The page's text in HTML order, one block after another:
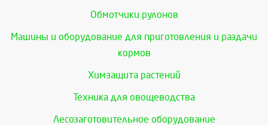
Обмотчики рулонов
Машины и оборудование для приготовления и раздачи
кормов
Химзащита растений
Техника для овощеводства
Лесозаготовительное оборудование